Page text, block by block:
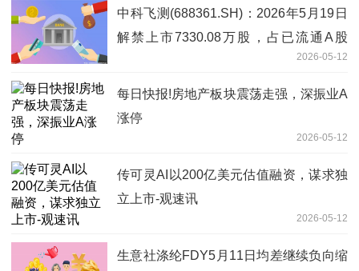
中科飞测(688361.SH)：2026年5月19日
解禁上市7330.08万股，占已流通A股
2026-05-12
每日快报!房地产板块震荡走强，深振业A
涨停
2026-05-12
传可灵AI以200亿美元估值融资，谋求独
立上市-观速讯
2026-05-12
生意社涤纶FDY5月11日均差继续负向缩